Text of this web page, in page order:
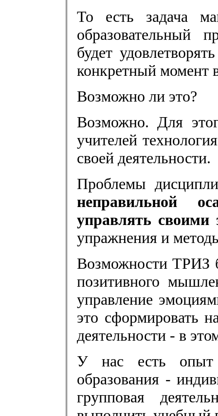
То есть задача
образовательный
будет
конкретный момент
Возможно ли это?
Возможно. Для
учителей
своей деятельности.
Проблемы
неправильной
управлять
упражнения и
Возможности ТРИЗ
позитивного
управление
это сформировать
деятельности - в
У нас есть опыт
образования -
групповая